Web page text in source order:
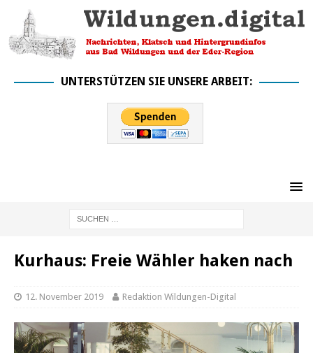
UNTERSTÜTZEN SIE UNSERE ARBEIT:
Kurhaus: Freie Wähler haken nach
12. November 2019 Redaktion Wildungen-Digital